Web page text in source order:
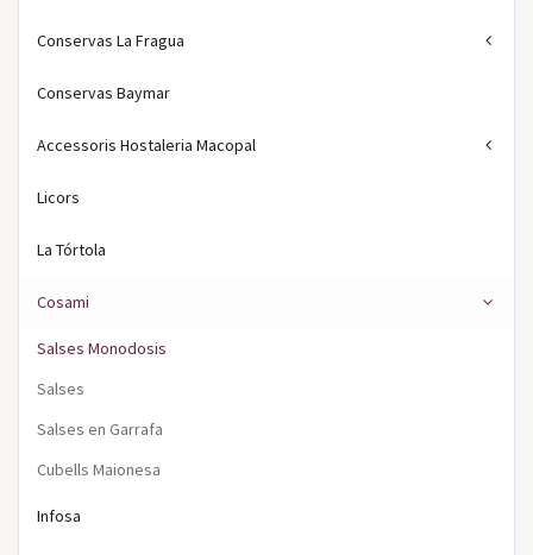
Conservas La Fragua
Conservas Baymar
Accessoris Hostaleria Macopal
Licors
La Tórtola
Cosami
Salses Monodosis
Salses
Salses en Garrafa
Cubells Maionesa
Infosa